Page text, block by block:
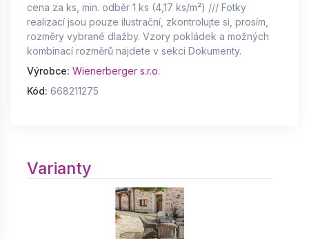
cena za ks, min. odběr 1 ks (4,17 ks/m²) /// Fotky
realizací jsou pouze ilustrační, zkontrolujte si, prosím,
rozměry vybrané dlažby. Vzory pokládek a možných
kombinací rozměrů najdete v sekci Dokumenty.
Výrobce: Wienerberger s.r.o.
Kód: 668211275
Varianty